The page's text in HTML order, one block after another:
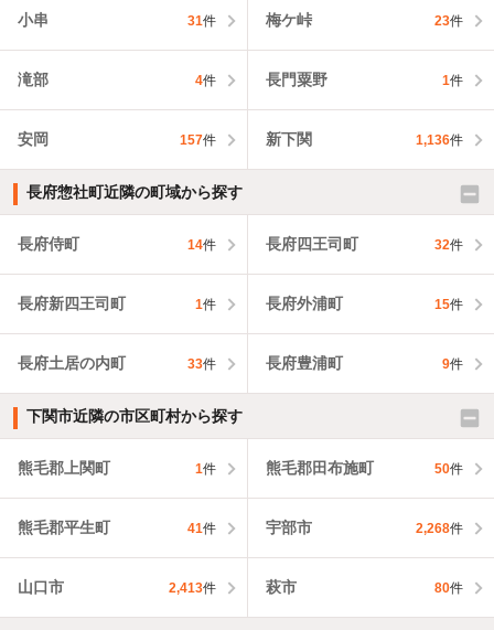
小串 31件 梅ケ峠 23件
滝部 4件 長門粟野 1件
安岡 157件 新下関 1,136件
長府惣社町近隣の町域から探す
長府侍町 14件 長府四王司町 32件
長府新四王司町 1件 長府外浦町 15件
長府土居の内町 33件 長府豊浦町 9件
下関市近隣の市区町村から探す
熊毛郡上関町 1件 熊毛郡田布施町 50件
熊毛郡平生町 41件 宇部市 2,268件
山口市 2,413件 萩市 80件